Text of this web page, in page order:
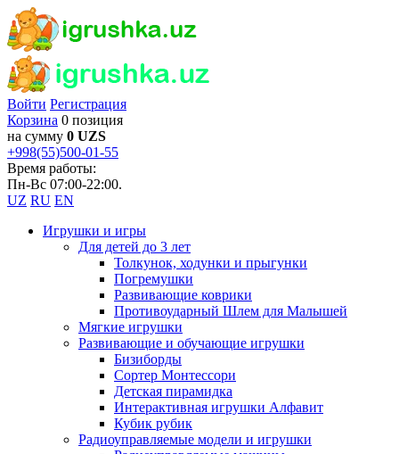
Войти Регистрация
Корзина 0 позиция
на сумму 0 UZS
+998(55)500-01-55
Время работы:
Пн-Вс 07:00-22:00.
UZ RU EN
Игрушки и игры
Для детей до 3 лет
Толкунок, ходунки и прыгунки
Погремушки
Развивающие коврики
Противоударный Шлем для Малышей
Мягкие игрушки
Развивающие и обучающие игрушки
Бизиборды
Сортер Монтессори
Детская пирамидка
Интерактивная игрушки Алфавит
Кубик рубик
Радиоуправляемые модели и игрушки